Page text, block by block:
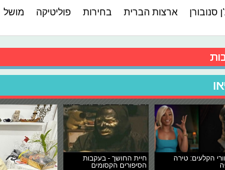
סנובורן ארצות הברית בחירות פוליטיקה מושל
הקלעים: טירה
חיית החושך - בעקבות
הסיפורים הקסומים